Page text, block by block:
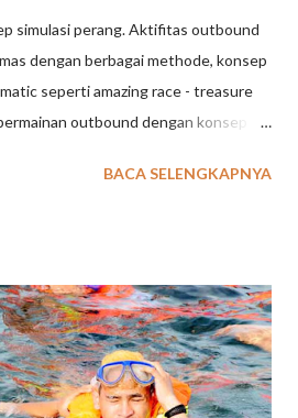
simulasi perang. Aktifitas outbound
dengan berbagai methode, konsep
seperti amazing race - treasure
outbound dengan konsep
menyediakan beberapa pilihan
untuk mengalahkan pemain /
memberi tanda cat di tubuh lawan.
harus terbuat dari bahan yang aman
senjata yang digunakan untuk
BACA SELENGKAPNYA